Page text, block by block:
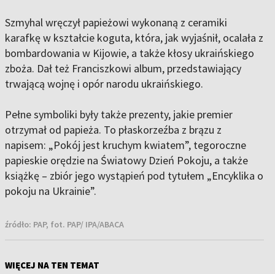
Szmyhal wręczył papieżowi wykonaną z ceramiki
karafkę w kształcie koguta, która, jak wyjaśnił, ocalała z
bombardowania w Kijowie, a także kłosy ukraińskiego
zboża. Dał też Franciszkowi album, przedstawiający
trwającą wojnę i opór narodu ukraińskiego.
Pełne symboliki były także prezenty, jakie premier
otrzymał od papieża. To płaskorzeźba z brązu z
napisem: „Pokój jest kruchym kwiatem”, tegoroczne
papieskie orędzie na Światowy Dzień Pokoju, a także
książkę – zbiór jego wystąpień pod tytułem „Encyklika o
pokoju na Ukrainie”.
źródło: PAP, fot. PAP/ IPA/ABACA
WIĘCEJ NA TEN TEMAT